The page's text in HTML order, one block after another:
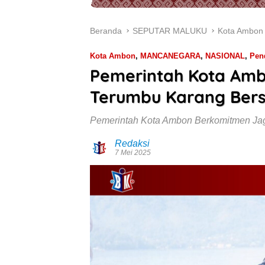
Beranda SEPUTAR MALUKU Kota Ambon
Kota Ambon, MANCANEGARA, NASIONAL,
Pemerintah Kota
Terumbu Karang
Pemerintah Kota Ambon Berkomitmen
Redaksi
7 Mei 2025